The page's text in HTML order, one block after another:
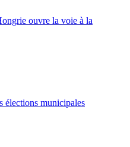
ouvre la voie à la
élections municipales